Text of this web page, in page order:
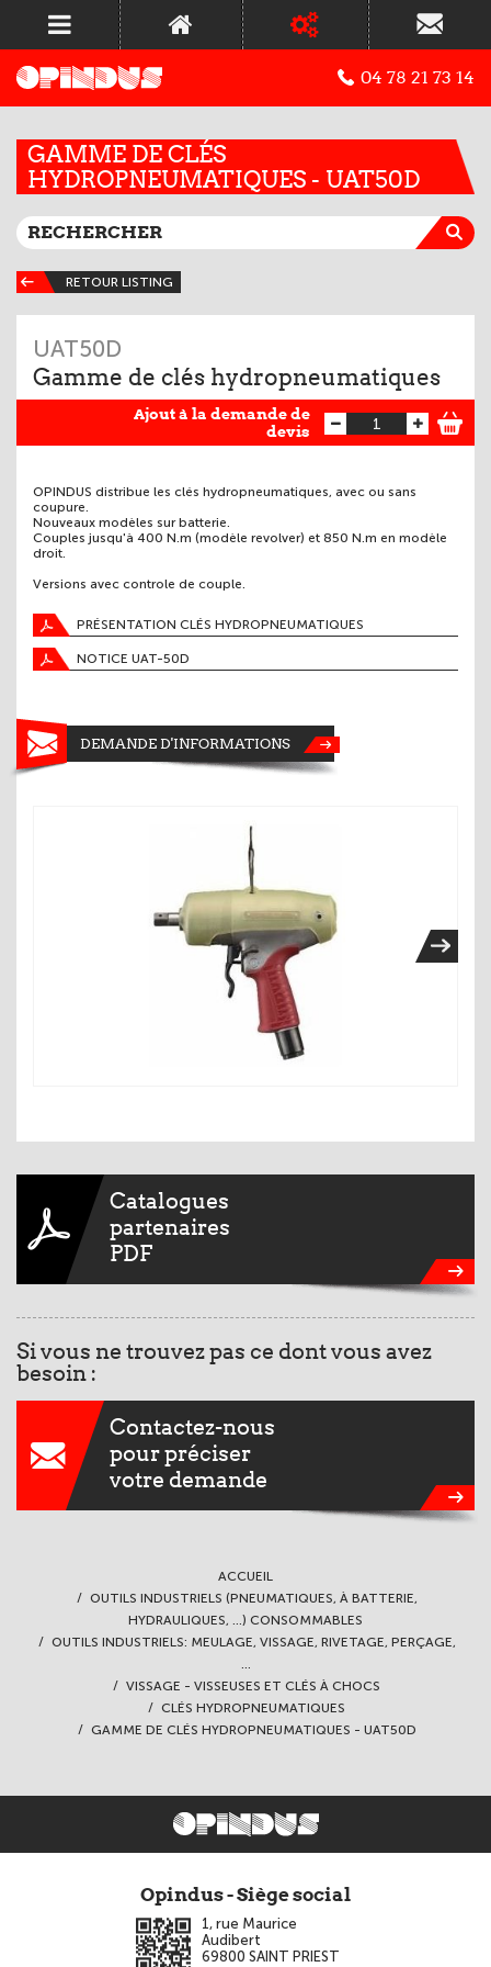
04 78 21 73 14
GAMME DE CLÉS
HYDROPNEUMATIQUES - UAT50D
RETOUR LISTING
UAT50D
Gamme de clés hydropneumatiques
Ajout à la demande de
devis
OPINDUS distribue les clés hydropneumatiques, avec ou sans
coupure.
Nouveaux modèles sur batterie.
Couples jusqu'à 400 N.m (modèle revolver) et 850 N.m en modèle
droit.
Versions avec controle de couple.
PRÉSENTATION CLÉS HYDROPNEUMATIQUES
NOTICE UAT-50D
DEMANDE D'INFORMATIONS
Catalogues
partenaires
PDF
Si vous ne trouvez pas ce dont vous avez
besoin :
Contactez-nous
pour préciser
votre demande
ACCUEIL
OUTILS INDUSTRIELS (PNEUMATIQUES, À BATTERIE,
HYDRAULIQUES, ...) CONSOMMABLES
OUTILS INDUSTRIELS: MEULAGE, VISSAGE, RIVETAGE, PERÇAGE,
...
VISSAGE - VISSEUSES ET CLÉS À CHOCS
CLÉS HYDROPNEUMATIQUES
GAMME DE CLÉS HYDROPNEUMATIQUES - UAT50D
Opindus - Siège social
1, rue Maurice
Audibert
69800 SAINT PRIEST